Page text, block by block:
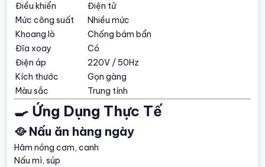
Điều khiển
Điện tử
Mức công suất
Nhiều mức
Khoang lò
Chống bám bẩn
Đĩa xoay
Có
Điện áp
220V / 50Hz
Kích thước
Gọn gàng
Màu sắc
Trung tính
🍳 Ứng Dụng Thực Tế
🥘 Nấu ăn hàng ngày
Hâm nóng cơm, canh
Nấu mì, súp